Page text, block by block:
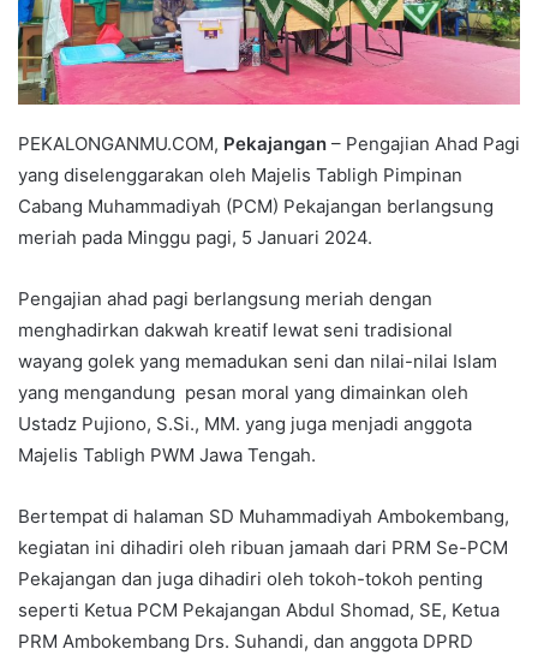
PEKALONGANMU.COM, Pekajangan – Pengajian Ahad Pagi
yang diselenggarakan oleh Majelis Tabligh Pimpinan
Cabang Muhammadiyah (PCM) Pekajangan berlangsung
meriah pada Minggu pagi, 5 Januari 2024.
Pengajian ahad pagi berlangsung meriah dengan
menghadirkan dakwah kreatif lewat seni tradisional
wayang golek yang memadukan seni dan nilai-nilai Islam
yang mengandung pesan moral yang dimainkan oleh
Ustadz Pujiono, S.Si., MM. yang juga menjadi anggota
Majelis Tabligh PWM Jawa Tengah.
Bertempat di halaman SD Muhammadiyah Ambokembang,
kegiatan ini dihadiri oleh ribuan jamaah dari PRM Se-PCM
Pekajangan dan juga dihadiri oleh tokoh-tokoh penting
seperti Ketua PCM Pekajangan Abdul Shomad, SE, Ketua
PRM Ambokembang Drs. Suhandi, dan anggota DPRD